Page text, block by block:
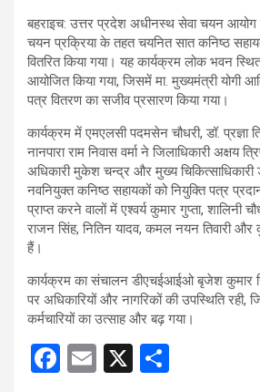
बहराइच: उत्तर प्रदेश अधीनस्थ सेवा चयन आयोग
चयन प्रक्रिया के तहत चयनित सात कनिष्ठ
वितरित किया गया। यह कार्यक्रम लोक भवन
आयोजित किया गया, जिसमें मा. मुख्यमंत्री योगी
पत्र वितरण का सजीव प्रसारण किया गया।
कार्यक्रम में एमएलसी पदमसेन चौधरी, डॉ. प्रज्ञा
नानपारा राम निवास वर्मा ने जिलाधिकारी अक्षय
अधिकारी मुकेश चन्द्र और मुख्य
नवनियुक्त कनिष्ठ सहायकों को नियुक्ति पत्र
प्राप्त करने वालों में एश्वर्य कुमार गुप्ता, शालिनी
राजन सिंह, नितिन यादव, कमल नयन तिवारी और
हैं।
कार्यक्रम का संचालन डीएचईआईओ बृजेश कुमार
पर अधिकारियों और नागरिकों की उपस्थिति रही,
कर्मचारियों का उत्साह और बढ़ गया।
F
E
X